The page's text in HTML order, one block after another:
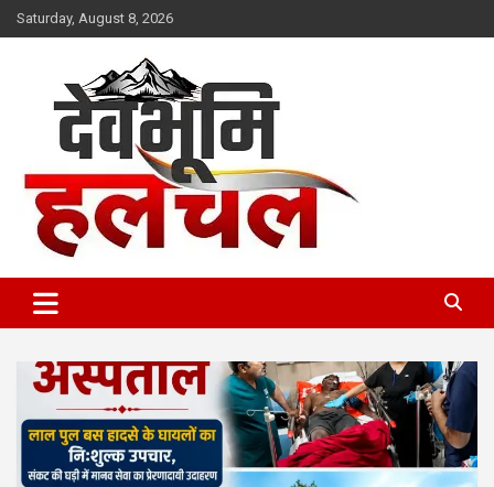
Skip
to
Saturday, August 8, 2026
devbhoomihulchul.com